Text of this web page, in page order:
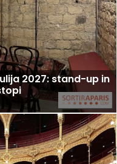
2027: stand-up in